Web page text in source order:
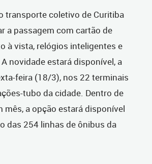
transporte coletivo de Curitiba
a passagem com cartão de
à vista, relógios inteligentes e
novidade estará disponível, a
feira (18/3), nos 22 terminais
tubo da cidade. Dentro de
mês, a opção estará disponível
das 254 linhas de ônibus da